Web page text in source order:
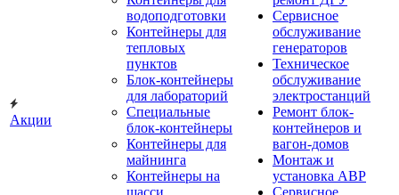
Акции
водоподготовки
Контейнеры для
тепловых
пунктов
Блок-контейнеры
для лабораторий
Специальные
блок-контейнеры
Контейнеры для
майнинга
Контейнеры на
шасси
Сервисное
обслуживание
генераторов
Техническое
обслуживание
электростанций
Ремонт блок-
контейнеров и
вагон-домов
Монтаж и
установка АВР
Сервисное